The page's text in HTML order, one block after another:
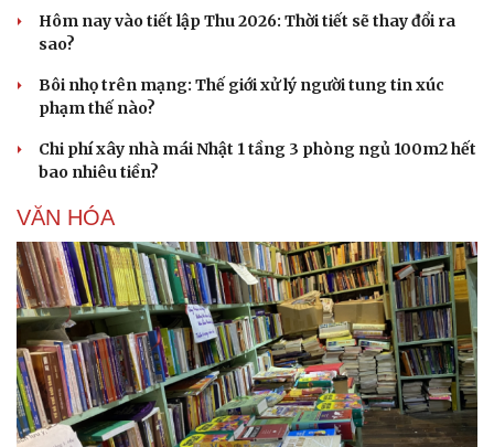
Sức khỏe
Cây thuốc
Sản phụ khoa
Nhi khoa
Nam khoa
Làm đẹp - giảm cân
Phòng mạch online
Ăn sạch sống khỏe
Tình yêu - Gia đình
Hôm nay vào tiết lập Thu 2026: Thời tiết sẽ thay đổi ra
sao?
Bôi nhọ trên mạng: Thế giới xử lý người tung tin xúc
phạm thế nào?
Chi phí xây nhà mái Nhật 1 tầng 3 phòng ngủ 100m2 hết
bao nhiêu tiền?
VĂN HÓA